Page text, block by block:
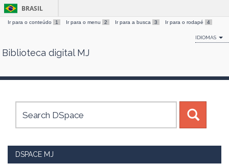
Skip
BRASIL
Ir para o conteúdo 1 Ir para o menu 2 Ir para a busca 3 Ir para o rodapé 4
IDIOMAS
Biblioteca digital MJ
DSPACE MJ